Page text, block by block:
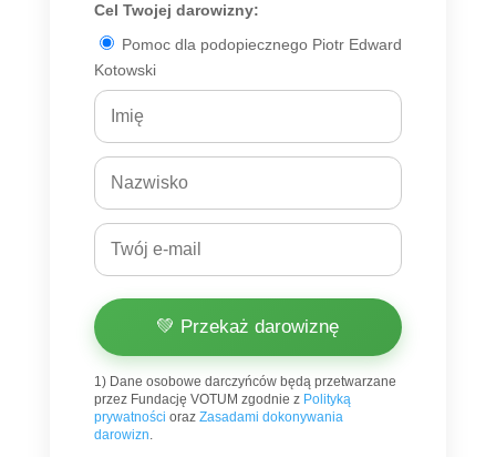
Cel Twojej darowizny:
Pomoc dla podopiecznego Piotr Edward
Kotowski
💚 Przekaż darowiznę
1) Dane osobowe darczyńców będą przetwarzane
przez Fundację VOTUM zgodnie z Polityką
prywatności oraz Zasadami dokonywania
darowizn.